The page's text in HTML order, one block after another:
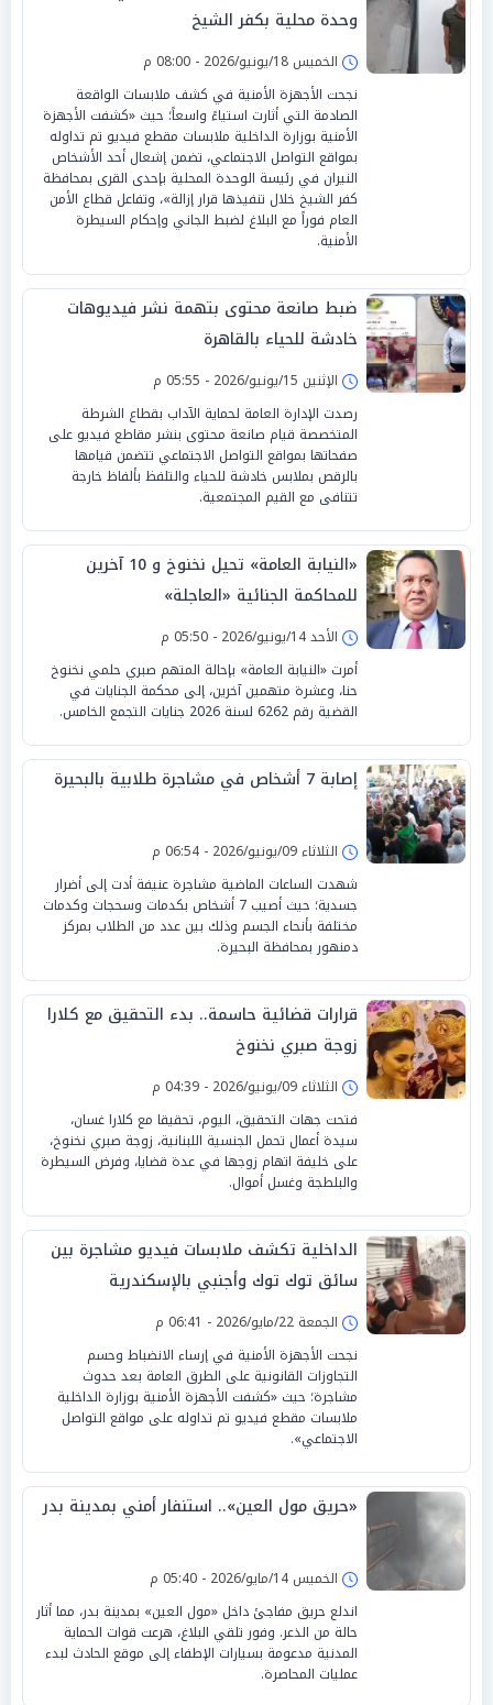
وحدة محلية بكفر الشيخ
الخميس 18/يونيو/2026 - 08:00 م
نجحت الأجهزة الأمنية في كشف ملابسات الواقعة
الصادمة التي أثارت استياءً واسعاً؛ حيث «كشفت الأجهزة
الأمنية بوزارة الداخلية ملابسات مقطع فيديو تم تداوله
بمواقع التواصل الاجتماعي، تضمن إشعال أحد الأشخاص
النيران في رئيسة الوحدة المحلية بإحدى القرى بمحافظة
كفر الشيخ خلال تنفيذها قرار إزالة»، وتفاعل قطاع الأمن
العام فوراً مع البلاغ لضبط الجاني وإحكام السيطرة
الأمنية.
ضبط صانعة محتوى بتهمة نشر فيديوهات
خادشة للحياء بالقاهرة
الإثنين 15/يونيو/2026 - 05:55 م
رصدت الإدارة العامة لحماية الآداب بقطاع الشرطة
المتخصصة قيام صانعة محتوى بنشر مقاطع فيديو على
صفحاتها بمواقع التواصل الاجتماعي تتضمن قيامها
بالرقص بملابس خادشة للحياء والتلفظ بألفاظ خارجة
تتنافى مع القيم المجتمعية.
«النيابة العامة» تحيل نخنوخ و 10 آخرين
للمحاكمة الجنائية «العاجلة»
الأحد 14/يونيو/2026 - 05:50 م
أمرت «النيابة العامة» بإحالة المتهم صبري حلمي نخنوخ
حنا، وعشرة متهمين آخرين، إلى محكمة الجنايات في
القضية رقم 6262 لسنة 2026 جنايات التجمع الخامس.
إصابة 7 أشخاص في مشاجرة طلابية بالبحيرة
الثلاثاء 09/يونيو/2026 - 06:54 م
شهدت الساعات الماضية مشاجرة عنيفة أدت إلى أضرار
جسدية؛ حيث أصيب 7 أشخاص بكدمات وسحجات وكدمات
مختلفة بأنحاء الجسم وذلك بين عدد من الطلاب بمركز
دمنهور بمحافظة البحيرة.
قرارات قضائية حاسمة.. بدء التحقيق مع كلارا
زوجة صبري نخنوخ
الثلاثاء 09/يونيو/2026 - 04:39 م
فتحت جهات التحقيق، اليوم، تحقيقا مع كلارا غسان،
سيدة أعمال تحمل الجنسية اللبنانية، زوجة صبري نخنوخ،
على خليفة اتهام زوجها في عدة قضايا، وفرض السيطرة
والبلطجة وغسل أموال.
الداخلية تكشف ملابسات فيديو مشاجرة بين
سائق توك توك وأجنبي بالإسكندرية
الجمعة 22/مايو/2026 - 06:41 م
نجحت الأجهزة الأمنية في إرساء الانضباط وحسم
التجاوزات القانونية على الطرق العامة بعد حدوث
مشاجرة؛ حيث «كشفت الأجهزة الأمنية بوزارة الداخلية
ملابسات مقطع فيديو تم تداوله على مواقع التواصل
الاجتماعي».
«حريق مول العين».. استنفار أمني بمدينة بدر
الخميس 14/مايو/2026 - 05:40 م
اندلع حريق مفاجئ داخل «مول العين» بمدينة بدر، مما أثار
حالة من الذعر. وفور تلقي البلاغ، هرعت قوات الحماية
المدنية مدعومة بسيارات الإطفاء إلى موقع الحادث لبدء
عمليات المحاصرة.